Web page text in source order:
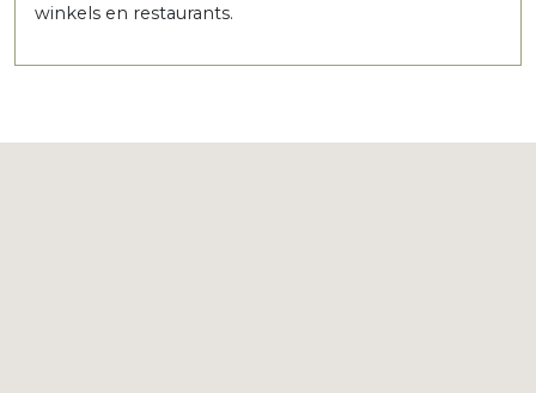
winkels en restaurants.